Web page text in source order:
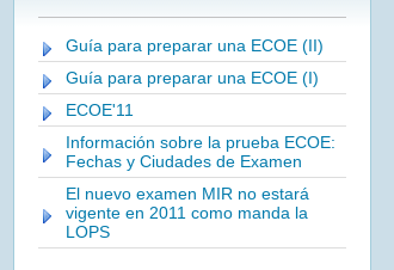
Guía para preparar una ECOE (II)
Guía para preparar una ECOE (I)
ECOE'11
Información sobre la prueba ECOE:
Fechas y Ciudades de Examen
El nuevo examen MIR no estará
vigente en 2011 como manda la
LOPS